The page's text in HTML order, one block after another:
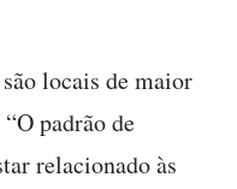
locais de maior
padrão de
relacionado às